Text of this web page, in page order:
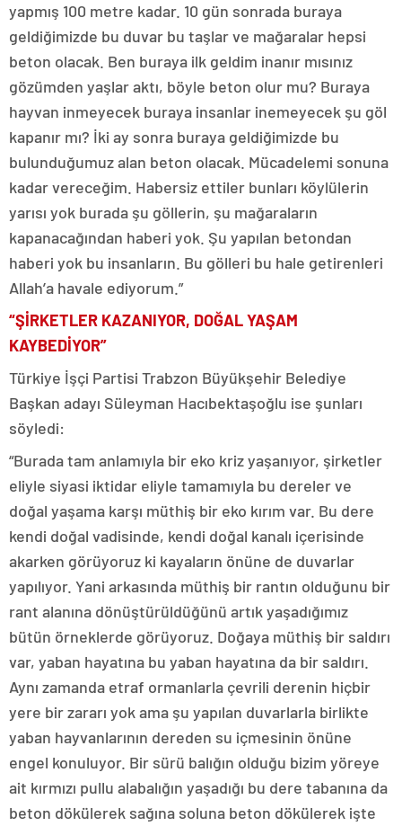
yapmış 100 metre kadar. 10 gün sonrada buraya
geldiğimizde bu duvar bu taşlar ve mağaralar hepsi
beton olacak. Ben buraya ilk geldim inanır mısınız
gözümden yaşlar aktı, böyle beton olur mu? Buraya
hayvan inmeyecek buraya insanlar inemeyecek şu göl
kapanır mı? İki ay sonra buraya geldiğimizde bu
bulunduğumuz alan beton olacak. Mücadelemi sonuna
kadar vereceğim. Habersiz ettiler bunları köylülerin
yarısı yok burada şu göllerin, şu mağaraların
kapanacağından haberi yok. Şu yapılan betondan
haberi yok bu insanların. Bu gölleri bu hale getirenleri
Allah’a havale ediyorum.”
“ŞİRKETLER KAZANIYOR, DOĞAL YAŞAM
KAYBEDİYOR”
Türkiye İşçi Partisi Trabzon Büyükşehir Belediye
Başkan adayı Süleyman Hacıbektaşoğlu ise şunları
söyledi:
“Burada tam anlamıyla bir eko kriz yaşanıyor, şirketler
eliyle siyasi iktidar eliyle tamamıyla bu dereler ve
doğal yaşama karşı müthiş bir eko kırım var. Bu dere
kendi doğal vadisinde, kendi doğal kanalı içerisinde
akarken görüyoruz ki kayaların önüne de duvarlar
yapılıyor. Yani arkasında müthiş bir rantın olduğunu bir
rant alanına dönüştürüldüğünü artık yaşadığımız
bütün örneklerde görüyoruz. Doğaya müthiş bir saldırı
var, yaban hayatına bu yaban hayatına da bir saldırı.
Aynı zamanda etraf ormanlarla çevrili derenin hiçbir
yere bir zararı yok ama şu yapılan duvarlarla birlikte
yaban hayvanlarının dereden su içmesinin önüne
engel konuluyor. Bir sürü balığın olduğu bizim yöreye
ait kırmızı pullu alabalığın yaşadığı bu dere tabanına da
beton dökülerek sağına soluna beton dökülerek işte